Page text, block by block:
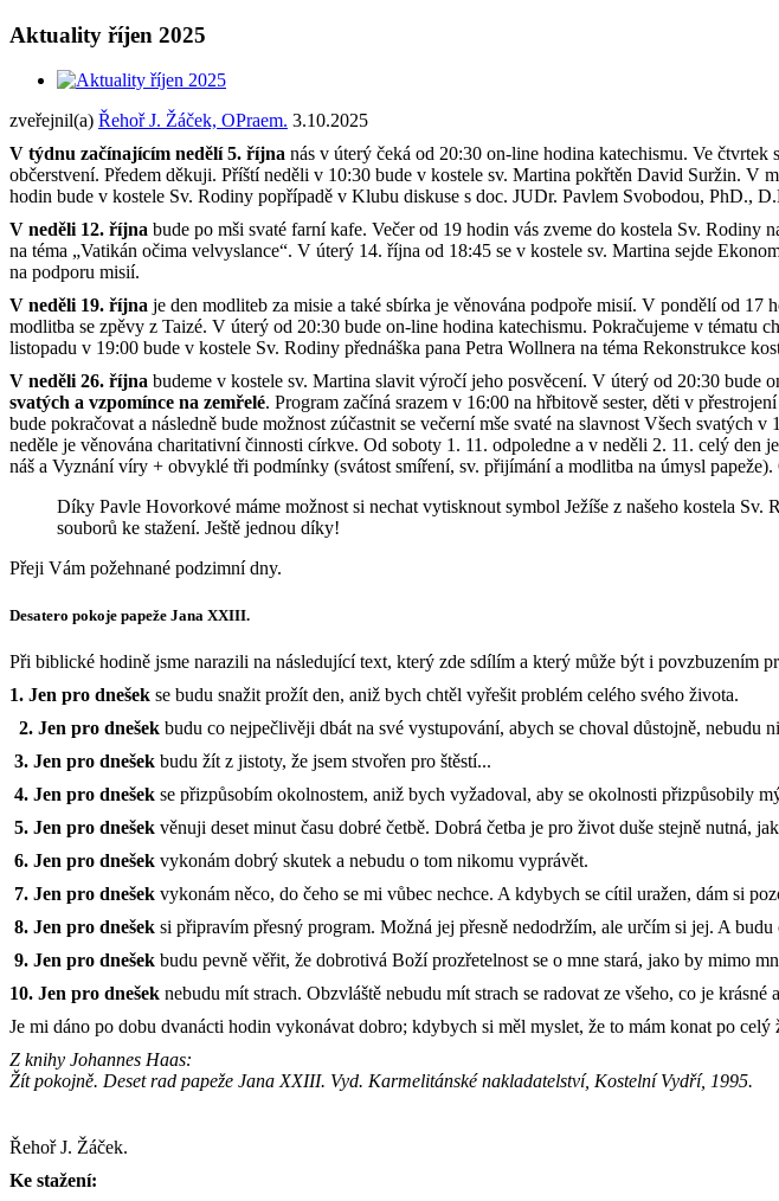
Aktuality říjen 2025
zveřejnil(a) Řehoř J. Žáček, OPraem. 3.10.2025
V týdnu začínajícím nedělí 5. října nás v úterý čeká od 20:30 on-line hodina katechismu. Ve
občerstvení. Předem děkuji. Příští neděli v 10:30 bude v kostele sv. Martina pokřtěn David Suržin.
hodin bude v kostele Sv. Rodiny popřípadě v Klubu diskuse s doc. JUDr. Pavlem Svobodou, PhD.,
V neděli 12. října bude po mši svaté farní kafe. Večer od 19 hodin vás zveme do kostela Sv.
na téma „Vatikán očima velvyslance“. V úterý 14. října od 18:45 se v kostele sv. Martina sejde
na podporu misií.
V neděli 19. října je den modliteb za misie a také sbírka je věnována podpoře misií. V pondělí od
modlitba se zpěvy z Taizé. V úterý od 20:30 bude on-line hodina katechismu. Pokračujeme v
listopadu v 19:00 bude v kostele Sv. Rodiny přednáška pana Petra Wollnera na téma Rekonstrukce
V neděli 26. října budeme v kostele sv. Martina slavit výročí jeho posvěcení. V úterý od 20:30 bude
svatých a vzpomínce na zemřelé. Program začíná srazem v 16:00 na hřbitově sester, děti v
bude pokračovat a následně bude možnost zúčastnit se večerní mše svaté na slavnost Všech
neděle je věnována charitativní činnosti církve. Od soboty 1. 11. odpoledne a v neděli 2. 11. celý den
náš a Vyznání víry + obvyklé tři podmínky (svátost smíření, sv. přijímání a modlitba na úmysl
Díky Pavle Hovorkové máme možnost si nechat vytisknout symbol Ježíše z našeho kostela
souborů ke stažení. Ještě jednou díky!
Přeji Vám požehnané podzimní dny.
Desatero pokoje papeže Jana XXIII.
Při biblické hodině jsme narazili na následující text, který zde sdílím a který může být i povzbuzením
1. Jen pro dnešek se budu snažit prožít den, aniž bych chtěl vyřešit problém celého svého života.
2. Jen pro dnešek budu co nejpečlivěji dbát na své vystupování, abych se choval důstojně, nebudu
3. Jen pro dnešek budu žít z jistoty, že jsem stvořen pro štěstí...
4. Jen pro dnešek se přizpůsobím okolnostem, aniž bych vyžadoval, aby se okolnosti přizpůsobily
5. Jen pro dnešek věnuji deset minut času dobré četbě. Dobrá četba je pro život duše stejně nutná,
6. Jen pro dnešek vykonám dobrý skutek a nebudu o tom nikomu vyprávět.
7. Jen pro dnešek vykonám něco, do čeho se mi vůbec nechce. A kdybych se cítil uražen, dám si
8. Jen pro dnešek si připravím přesný program. Možná jej přesně nedodržím, ale určím si jej. A
9. Jen pro dnešek budu pevně věřit, že dobrotivá Boží prozřetelnost se o mne stará, jako by mimo
10. Jen pro dnešek nebudu mít strach. Obzvláště nebudu mít strach se radovat ze všeho, co je krásné
Je mi dáno po dobu dvanácti hodin vykonávat dobro; kdybych si měl myslet, že to mám konat po
Z knihy Johannes Haas:
Žít pokojně. Deset rad papeže Jana XXIII. Vyd. Karmelitánskénakladatelství, Kostelní Vydří, 1995.
Řehoř J. Žáček.
Ke stažení: